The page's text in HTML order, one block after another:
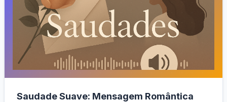
Saudade Suave: Mensagem Romântica